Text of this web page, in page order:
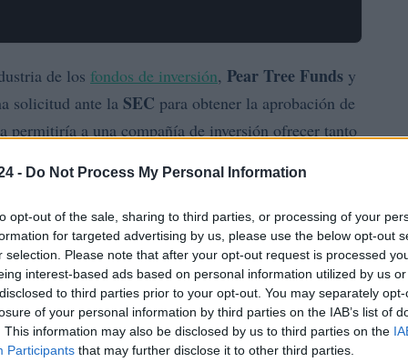
- Do Not Process My Personal Information
opt-out of the sale, sharing to third parties, or processing of your
for targeted advertising by us, please use the below opt-out
selection. Please note that after your opt-out request is processed
interest-based ads based on personal information utilized by us
to third parties prior to your opt-out. You may separately
of your personal information by third parties on the IAB’s list of
This information may also be disclosed by us to third parties on the
Participants that may further disclose it to other third parties.
de los fondos de inversión, Pear Tree Funds y
solicitud ante la SEC para obtener la aprobación de
permitiría a una compañía de inversión ofrecer tanto
esta propuesta es el29 de junio de 2026, según el
marcar un hito en la forma en que se gestionan y